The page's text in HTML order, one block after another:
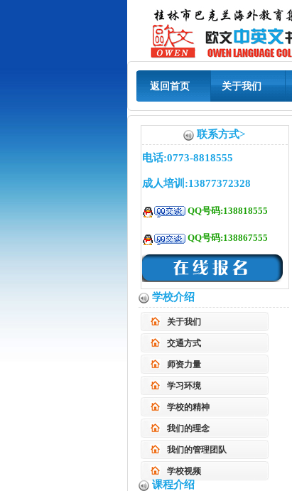
返回首页 关于我们
联系方式>
电话:0773-8818555
成人培训:13877372328
QQ号码:138818555
QQ号码:138867555
学校介绍
关于我们
交通方式
师资力量
学习环境
学校的精神
我们的理念
我们的管理团队
学校视频
课程介绍